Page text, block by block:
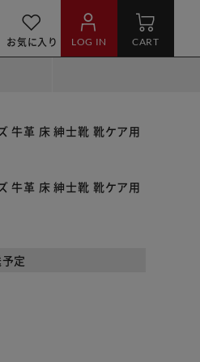
お気に入り LOG IN CART
牛革 床 紳士靴 靴ケア用
牛革 床 紳士靴 靴ケア用
定